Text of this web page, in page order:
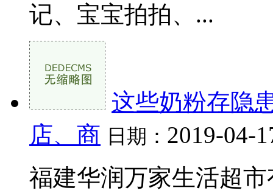
记、宝宝拍拍、...
这些奶粉存隐
店、商 日期： 2019-04-
福建华润万家生活超